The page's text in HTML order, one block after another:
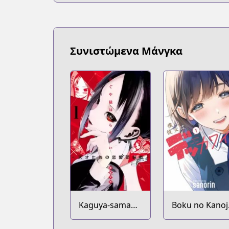
Συνιστώμενα Μάνγκα
Kaguya-sama
wa Kokurasetai:
Boku no
wa Dekkawaii